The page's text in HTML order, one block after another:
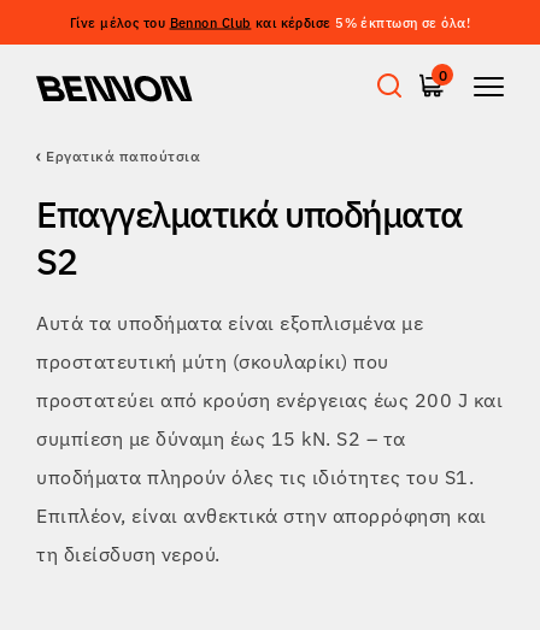
Γίνε μέλος του Bennon Club και κέρδισε 5% έκπτωση σε όλα!
0
Προσφορές
Εργατικά παπούτσια
Outdoor
Casual παπούτσια
Εργατικά παπούτσια
Επαγγελματικά υποδήματα
S2
Αυτά τα υποδήματα είναι εξοπλισμένα με
προστατευτική μύτη (σκουλαρίκι) που
προστατεύει από κρούση ενέργειας έως 200 J και
συμπίεση με δύναμη έως 15 kN. S2 – τα
υποδήματα πληρούν όλες τις ιδιότητες του S1.
Επιπλέον, είναι ανθεκτικά στην απορρόφηση και
τη διείσδυση νερού.
Φιλτράρισμα
ΙΔΙΌΤΗΤΕΣ
ΕΚΚΑΘΆΡΙΣΗ ΦΊΛΤΡΩΝ